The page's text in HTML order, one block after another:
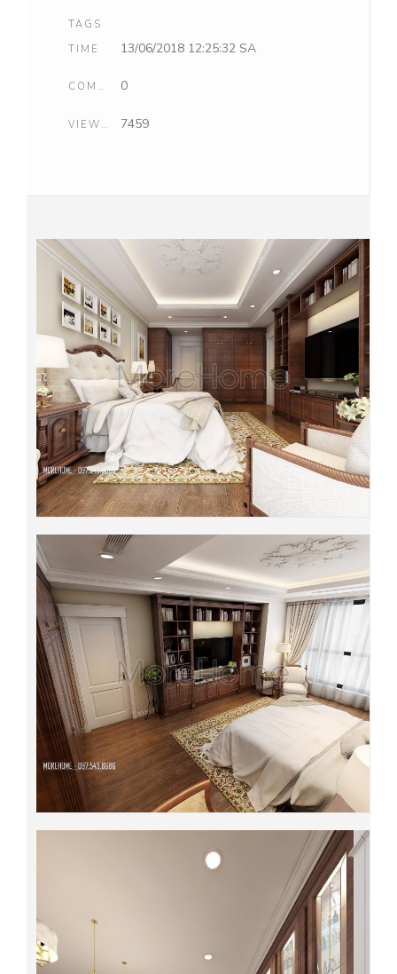
TAGS
TIME
13/06/2018 12:25:32 SA
COMMENTS 0
VIEWCOUNT 7459